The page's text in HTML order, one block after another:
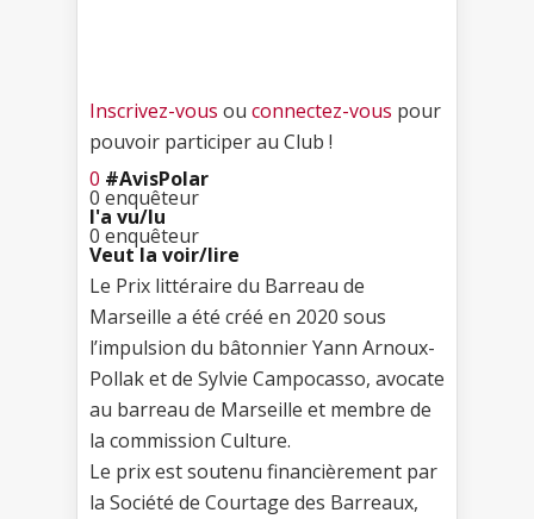
Inscrivez-vous ou connectez-vous pour
pouvoir participer au Club !
0 #AvisPolar
0 enquêteur
l'a vu/lu
0 enquêteur
Veut la voir/lire
Le Prix littéraire du Barreau de
Marseille a été créé en 2020 sous
l’impulsion du bâtonnier Yann Arnoux-
Pollak et de Sylvie Campocasso, avocate
au barreau de Marseille et membre de
la commission Culture.
Le prix est soutenu financièrement par
la Société de Courtage des Barreaux,